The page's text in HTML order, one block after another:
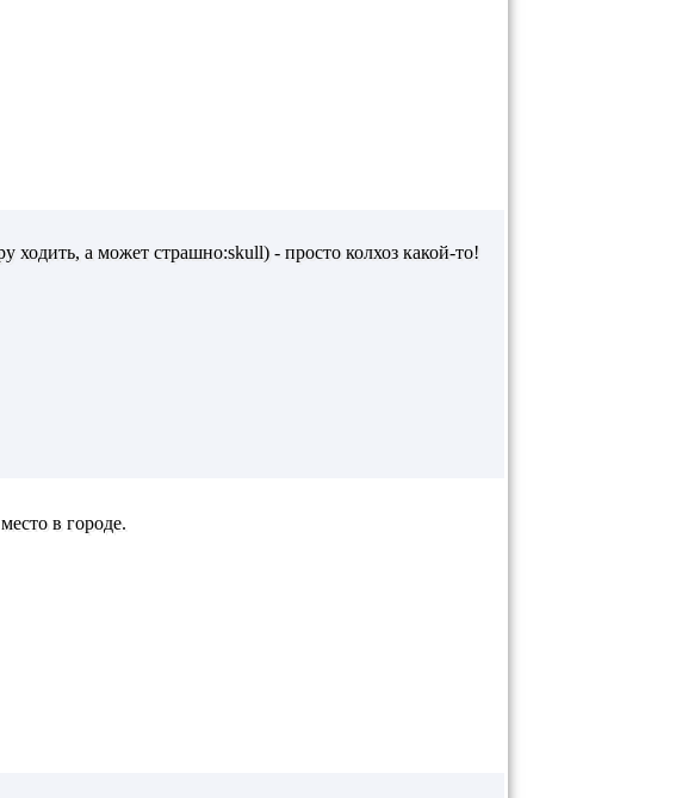
ходить, а может страшно:skull) - просто колхоз какой-то!
в городе.